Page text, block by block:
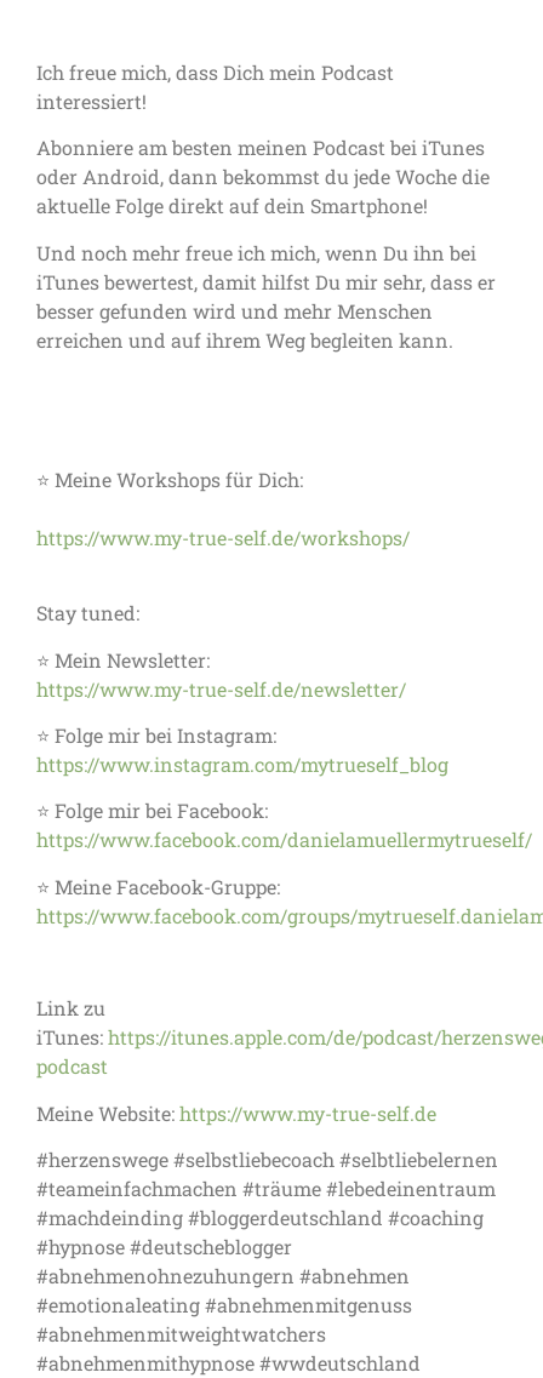
Ich freue mich, dass Dich mein Podcast
interessiert!
Abonniere am besten meinen Podcast bei iTunes
oder Android, dann bekommst du jede Woche die
aktuelle Folge direkt auf dein Smartphone!
Und noch mehr freue ich mich, wenn Du ihn bei
iTunes bewertest, damit hilfst Du mir sehr, dass er
besser gefunden wird und mehr Menschen
erreichen und auf ihrem Weg begleiten kann.
⭐ Meine Workshops für Dich:
https://www.my-true-self.de/workshops/
Stay tuned:
⭐ Mein Newsletter:
https://www.my-true-self.de/newsletter/
⭐ Folge mir bei Instagram:
https://www.instagram.com/mytrueself_blog
⭐ Folge mir bei Facebook:
https://www.facebook.com/danielamuellermytrueself/
⭐ Meine Facebook-Gruppe:
https://www.facebook.com/groups/
Link zu
iTunes:https://itunes.apple.com/de/podcast/
podcast
Meine Website:https://www.my-true-self.de
#herzenswege #selbstliebecoach #selbtliebelernen
#teameinfachmachen #träume #lebedeinentraum
#machdeinding #bloggerdeutschland ⁣#coaching
#hypnose #deutscheblogger
#abnehmenohnezuhungern #abnehmen
#emotionaleating #abnehmenmitgenuss
#abnehmenmitweightwatchers
#abnehmenmithypnose #wwdeutschland